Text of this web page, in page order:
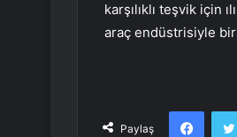
karşılıklı teşvik için
araç endüstrisiyle
Paylaş